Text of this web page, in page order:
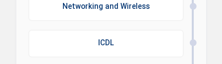
Networking and Wireless
ICDL